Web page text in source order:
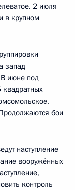
2 июля
в крупном
запад
В июне под
квадратных
бои
наступление
вооружённых
контроль